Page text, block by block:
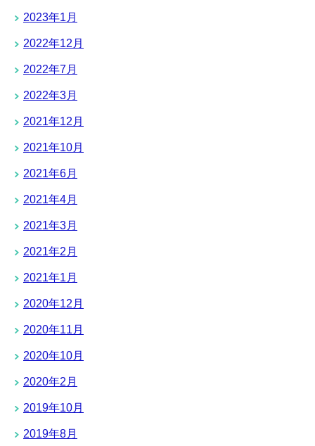
2023年1月
2022年12月
2022年7月
2022年3月
2021年12月
2021年10月
2021年6月
2021年4月
2021年3月
2021年2月
2021年1月
2020年12月
2020年11月
2020年10月
2020年2月
2019年10月
2019年8月